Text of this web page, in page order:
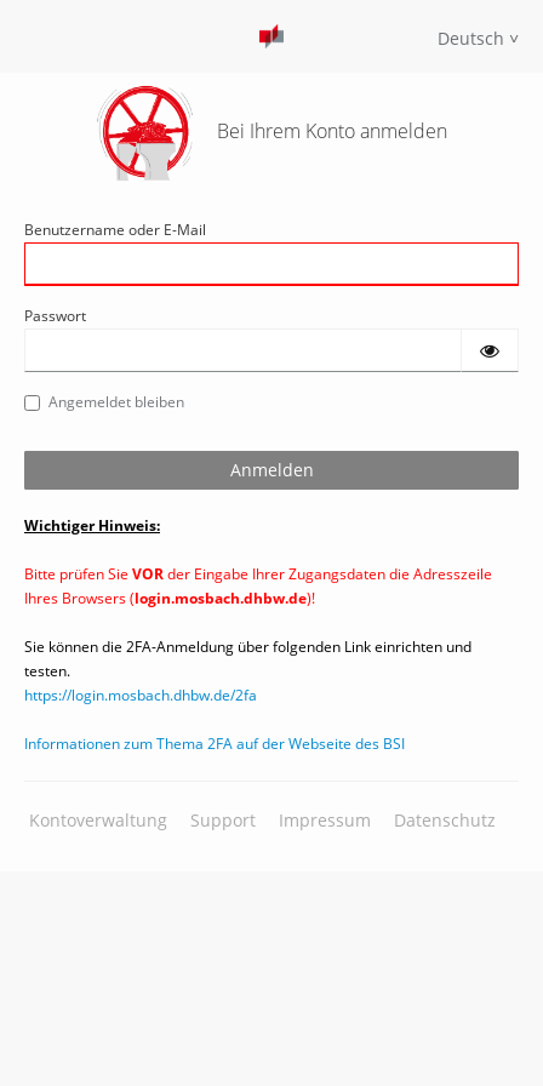
Deutsch
Bei Ihrem Konto anmelden
Benutzername oder E-Mail
Passwort
Angemeldet bleiben
Wichtiger Hinweis:
Bitte prüfen Sie VORder Eingabe Ihrer Zugangsdaten die Adresszeile
Ihres Browsers (login.mosbach.dhbw.de)!
Sie können die 2FA-Anmeldung über folgenden Link einrichten und
testen.
https://login.mosbach.dhbw.de/2fa
Informationen zum Thema 2FA auf der Webseite des BSI
Kontoverwaltung Support Impressum Datenschutz